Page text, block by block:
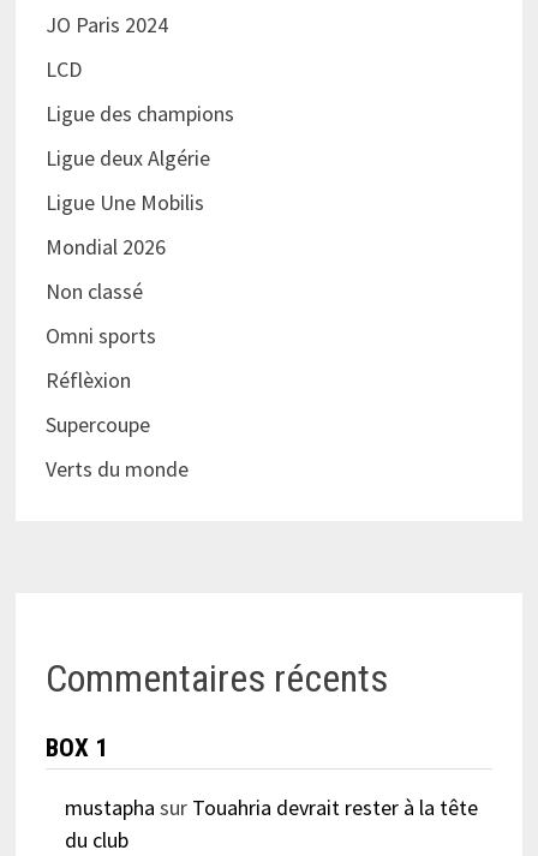
JO Paris 2024
LCD
Ligue des champions
Ligue deux Algérie
Ligue Une Mobilis
Mondial 2026
Non classé
Omni sports
Réflèxion
Supercoupe
Verts du monde
Commentaires récents
BOX 1
mustapha sur Touahria devrait rester à la tête
du club